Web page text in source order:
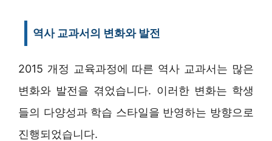
역사 교과서의 변화와 발전
2015 개정 교육과정에 따른 역사 교과서는 많은
변화와 발전을 겪었습니다. 이러한 변화는 학생
들의 다양성과 학습 스타일을 반영하는 방향으로
진행되었습니다.